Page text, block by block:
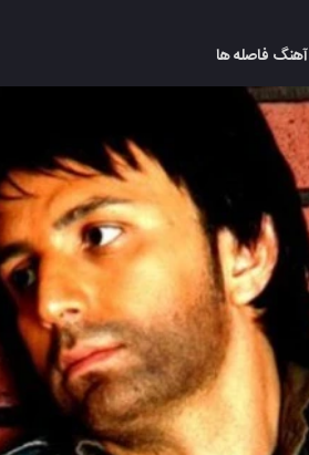
آهنگ فاصله ها